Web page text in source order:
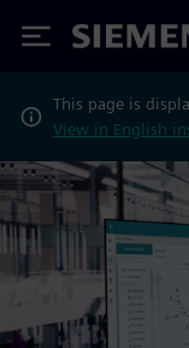
Siemens
This page is
View in English